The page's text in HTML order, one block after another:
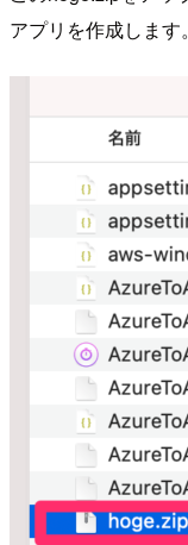
アプリを作成します。